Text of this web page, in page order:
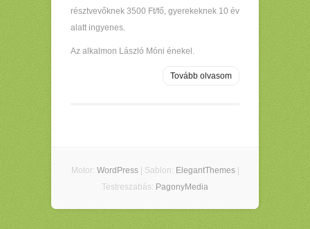
résztvevőknek 3500 Ft/fő, gyerekeknek 10 év
alatt ingyenes.
Az alkalmon László Móni énekel.
Tovább olvasom
Motor: WordPress| Sablon: ElegantThemes|
Testreszabás: PagonyMedia